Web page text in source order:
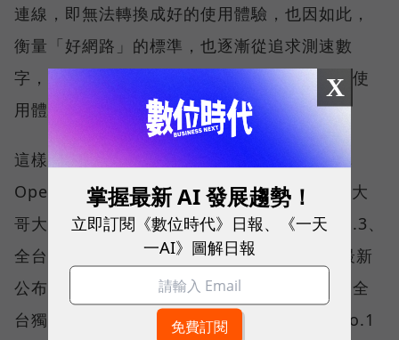
連線，即無法轉換成好的使用體驗，也因如此，
衡量「好網路」的標準，也逐漸從追求測速數
字，轉向任何時間、任何地點都能穩定連線的使
用體驗。
這樣的轉變，也反映在國際權威網路分析機構
Opensignal 公布的評比結果。今年初，台灣大
哥大不僅率先奪下「 4G／5G 在線率全球 No.3、
全台 No.1 」國際級榮譽，在 Opensignal 最新
公布的台灣行動網路體驗報告中，更一舉斬獲全
台獨有的「可靠性體驗」與「品質一致性」No.1
X
掌握最新 AI 發展趨勢！
立即訂閱《數位時代》日報、《一天
一AI》圖解日報